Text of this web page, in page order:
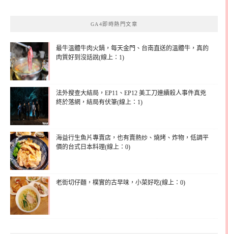
GA4即時熱門文章
最牛溫體牛肉火鍋，每天金門、台南直送的溫體牛，真的
肉質好到沒話說(線上：1)
法外搜查大結局，EP11、EP12 美工刀連續殺人事件真兇
終於落網，結局有伏筆(線上：1)
海益行生魚片專賣店，也有賣熱炒、燒烤、炸物，低調平
價的台式日本料理(線上：0)
老街切仔麵，樸實的古早味，小菜好吃(線上：0)